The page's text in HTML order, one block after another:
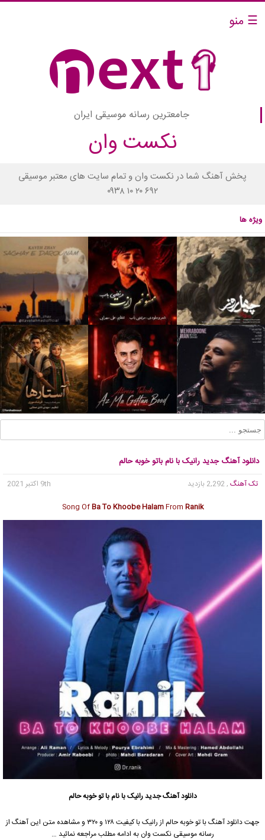
☰ منو
جامعترین رسانه موسیقی ایران
نکست وان
پخش آهنگ شما در نکست وان و تمام سایت های معتبر موسیقی
۰۹۳۸ ۱۰ ۲۰ ۶۹۲
ویژه ها
دانلود آهنگ جدید رانیک با نام باتو خوبه حالم
تک آهنگ , 2,292 بازدید
9th اکتبر 2021
Song OfBa To Khoobe HalamFrom Ranik
دانلود آهنگ جدیدرانیک با نام با تو خوبه حالم
جهت دانلود آهنگ با تو خوبه حالم از رانیک با کیفیت ۱۲۸ و ۳۲۰ و مشاهده متن این آهنگ از
رسانه موسیقی نکست وان به ادامه مطلب مراجعه نمائید …